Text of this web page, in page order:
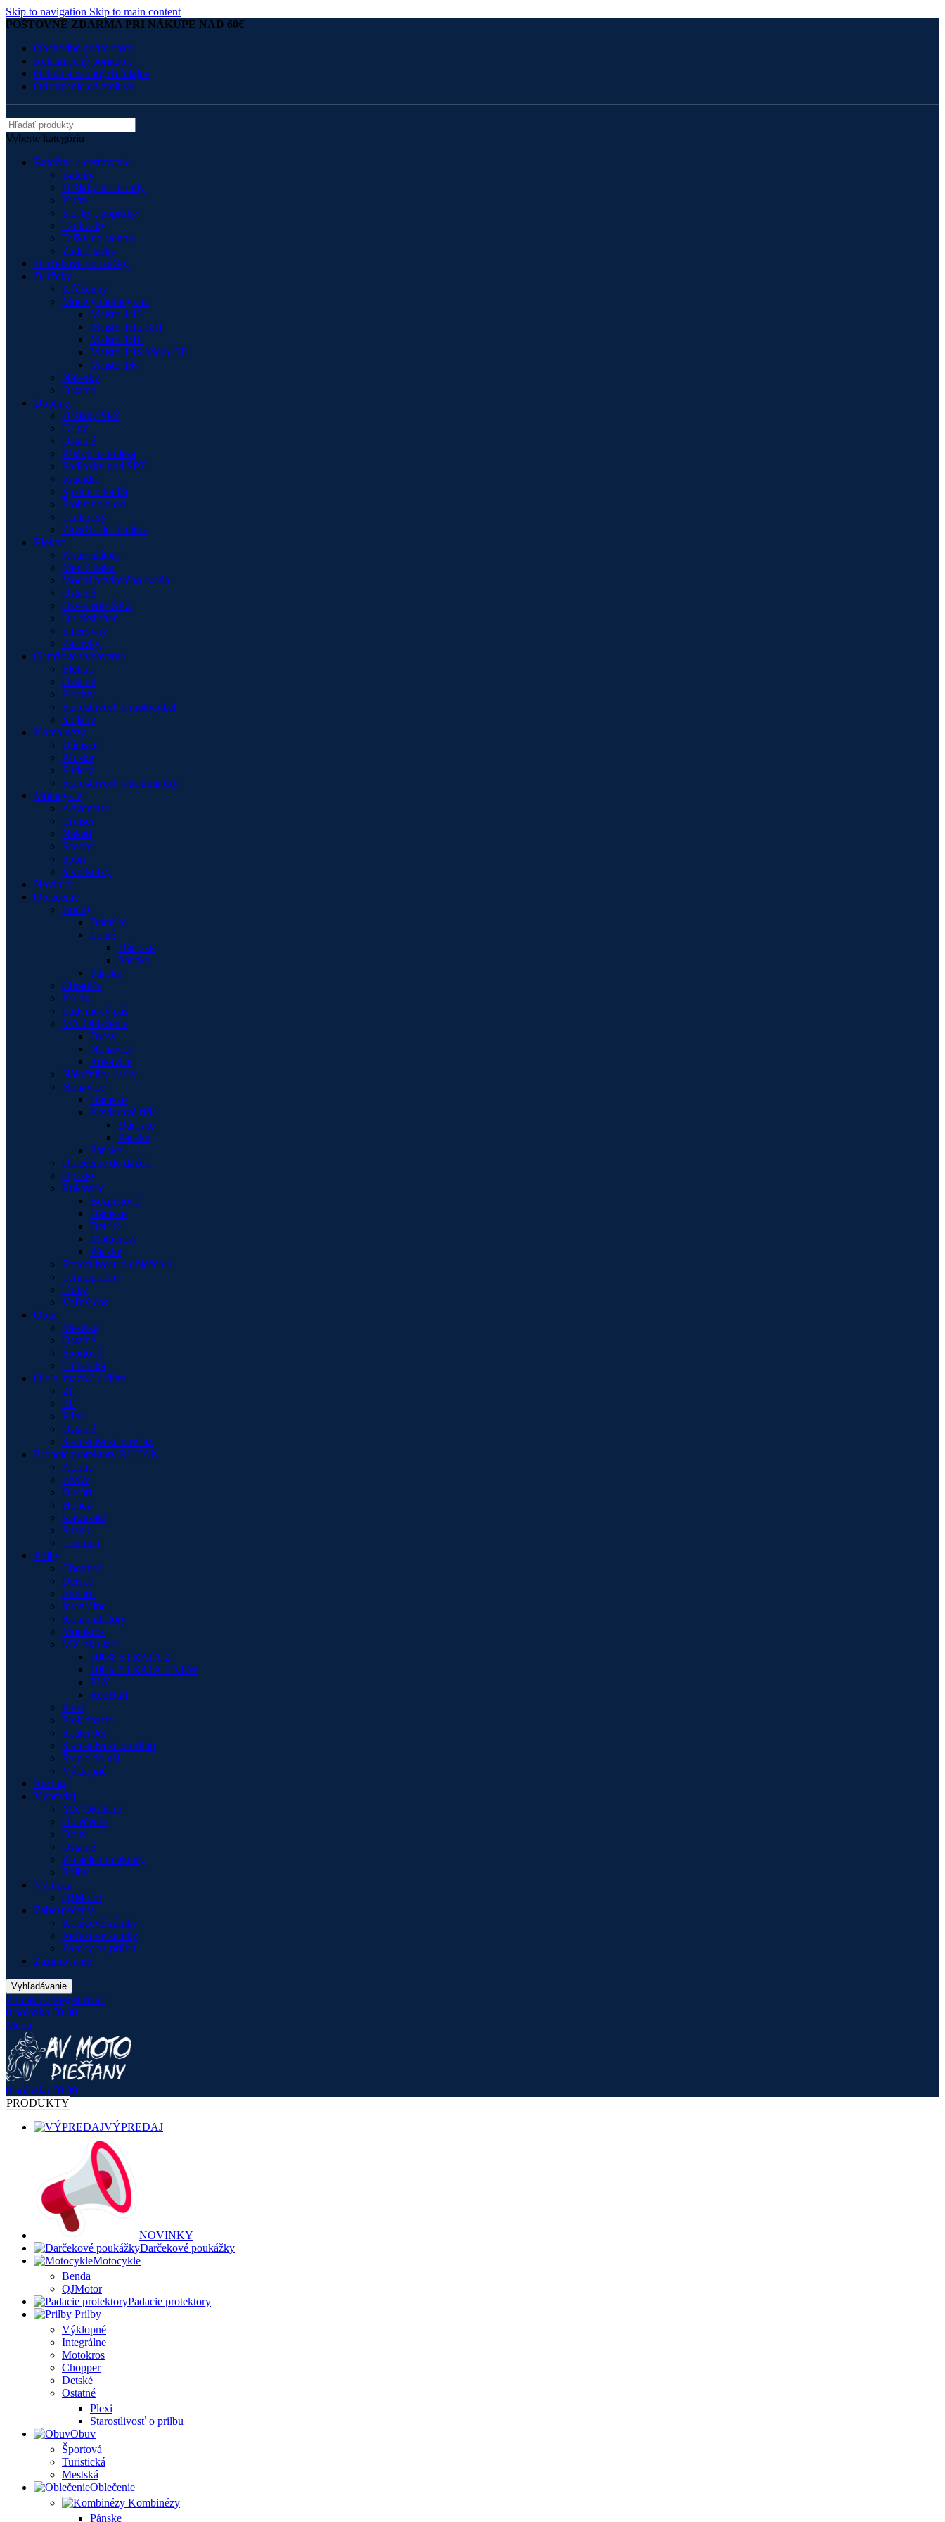
Skip to navigation Skip to main content
POŠTOVNÉ ZDARMA PRI NÁKUPE NAD 60€
Obchodné podmienky
Reklamačný poriadok
Ochrana osobných údajov
Odstúpenie od zmluvy
Vyberte kategóriu
Batožina a cestovanie
Batohy
Držiaky na mobily
Kufre
Sieťky , popruhy
Tankvaky
Tašky na stehno
Zadné tašky
Darčekové poukážky
Darčeky
Kľúčenky
Modely motocykov
Maisto 1:12
Maisto 1:12 KIT
Maisto 1:18
Maisto 1:18 Moto GP
Maisto 1:6
Nálepky
Ostatné
Doplnky
Držiaky ŠPZ
Gripy
Ostatné
Pásiky na kolesá
Podložky pod ŠPZ
Riadidlá
Spätné zrkadlá
Šróby na plexi
Tankpady
Závažia do riaditok
Elektro
Akumulátory
Merač tlaku
Modul brzdového svetla
Ostatné
Osvetlenie ŠPZ
Quickshifter
Smerovky
Zásuvky
Garážové vybavenie
Elektro
Ostatné
Plachty
Starostlivosť o motocykel
Stojany
Kombinézy
Dámske
Pánske
Slidery
Starostlivosť o kombinézy
Motocykle
Adventure
Cruiser
Naked
Scooter
Sport
Štvorkolky
Novinky
Oblečenie
Bundy
Dámske
Letné
Dámske
Pánske
Pánske
Chrániče
Kukly
Ladvinový pás
MX Oblečenie
Dresy
Nohavice
Rukavice
Nákrčníky, šatky
Nohavice
Dámske
Kevlarové rifle
Dámske
Pánske
Pánske
Oblečenie do dažďa
Opasky
Rukavice
Bezprstové
Dámske
Detské
Motocross
Pánske
Starostlivosť o oblečenie
Termoprádlo
Traky
Voľný čas
Obuv
Mestská
Ostatné
Športová
Turistická
Oleje, mazivá a filtre
2T
4T
Filtre
Ostatné
Starostlivosť o reťaz
Padacie protektory RUTAN
Aprilia
BMW
Ducati
Honda
Kawasaki
Suzuki
Triumph
Prilby
Chopper
Detské
Enduro
Integrálne
Komunikátory
Motokros
MX okuliare
100% STRATA 2
100% STRATA 2 NEW
FLY
RedBull
Plexi
Preklápacie
Skúter/Jet
Starostlivosť o prilbu
Štuple do uší
Výklopné
Racing
Výpredaj
MX Okuliare
Oblečenie
Obuv
Ostatné
Padacie protektory
Prilby
Výrobca
QJMotor
Zabezpečenie
Kotúčové zámky
Reťazové zámky
Zámky na prilbu
Zazimovanie
Vyhľadávanie
Prihlásiť / Registrovať
0 položka €0.00
Menu
0 položka €0.00
PRODUKTY
VÝPREDAJ
NOVINKY
Darčekové poukážky
Motocykle
Benda
QJMotor
Padacie protektory
Prilby
Výklopné
Integrálne
Motokros
Chopper
Detské
Ostatné
Plexi
Starostlivosť o prilbu
Obuv
Športová
Turistická
Mestská
Oblečenie
Kombinézy
Pánske